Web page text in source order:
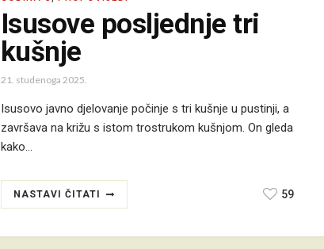
Isusove posljednje tri
kušnje
21. studenoga 2025.
Isusovo javno djelovanje počinje s tri kušnje u pustinji, a
završava na križu s istom trostrukom kušnjom. On gleda
kako…
NASTAVI ČITATI 59